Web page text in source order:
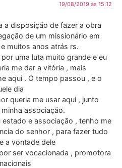
19/08/2019 às 15:12
a disposição de fazer a obra
de um missionário em
muitos anos atrás rs.
uma luta muito grande e eu
me dar a vitória , mais
aqui . O tempo passou , e o
dia
queria me usar aqui , junto
associação.
e associação , tenho me
do senhor , para fazer tudo
a vontade dele
ser vocacionada , promotora